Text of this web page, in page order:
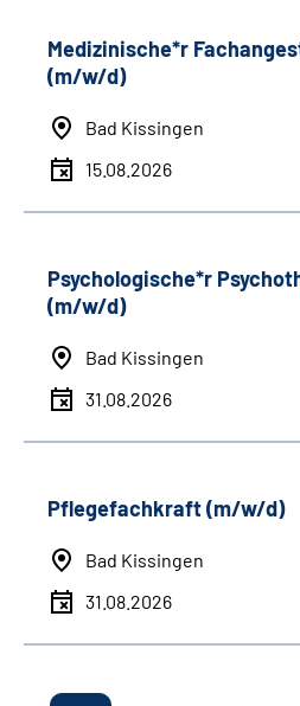
Medizinische*r
(m/w/d)
Bad Kissingen
15.08.2026
Psychologische*r
(m/w/d)
Bad Kissingen
31.08.2026
Pflegefachkraft (m/w/d)
Bad Kissingen
31.08.2026